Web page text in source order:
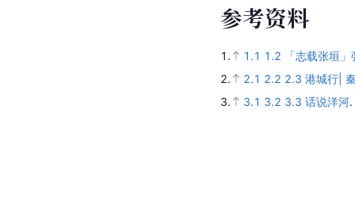
参考资料
1. 1.1 1.2
「志载张垣
2.
2.1 2.2 2.3 港城行|
3.
3.1 3.2 3.3 话说洋河.